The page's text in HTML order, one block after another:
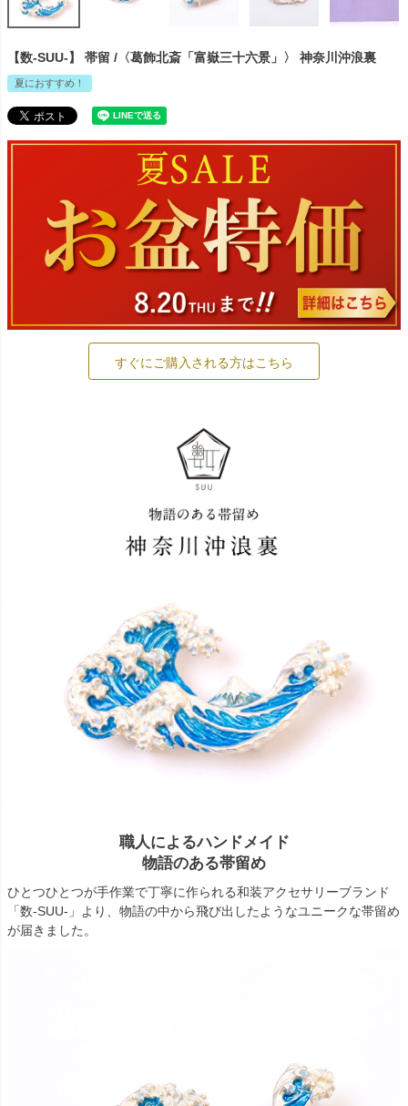
【数-SUU-】 帯留 /〈葛飾北斎「富嶽三十六景」〉 神奈川沖浪裏
夏におすすめ！
すぐにご購入される方はこちら
職人によるハンドメイド
物語のある帯留め
ひとつひとつが手作業で丁寧に作られる和装アクセサリーブランド
「数-SUU-」より、物語の中から飛び出したようなユニークな帯留め
が届きました。